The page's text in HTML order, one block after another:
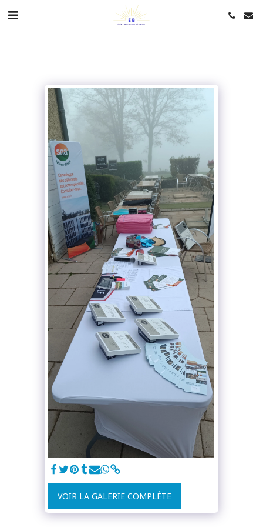
VOIR LA GALERIE COMPLÈTE